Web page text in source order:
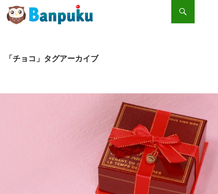
検索
コンテンツへスキップ
「チョコ」タグアーカイブ